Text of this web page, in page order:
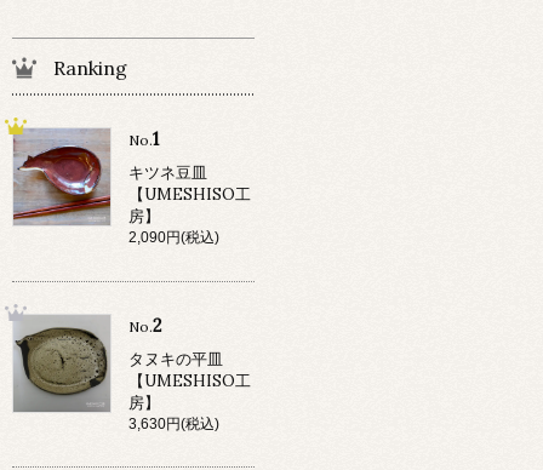
Ranking
No.1
キツネ豆皿
【UMESHISO工
房】
2,090円(税込)
No.2
タヌキの平皿
【UMESHISO工
房】
3,630円(税込)